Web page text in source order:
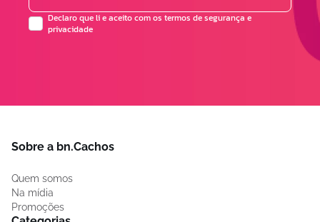
Declaro que li e aceito com os termos de segurança e
privacidade
Sobre a bn.Cachos
Quem somos
Na mídia
Promoções